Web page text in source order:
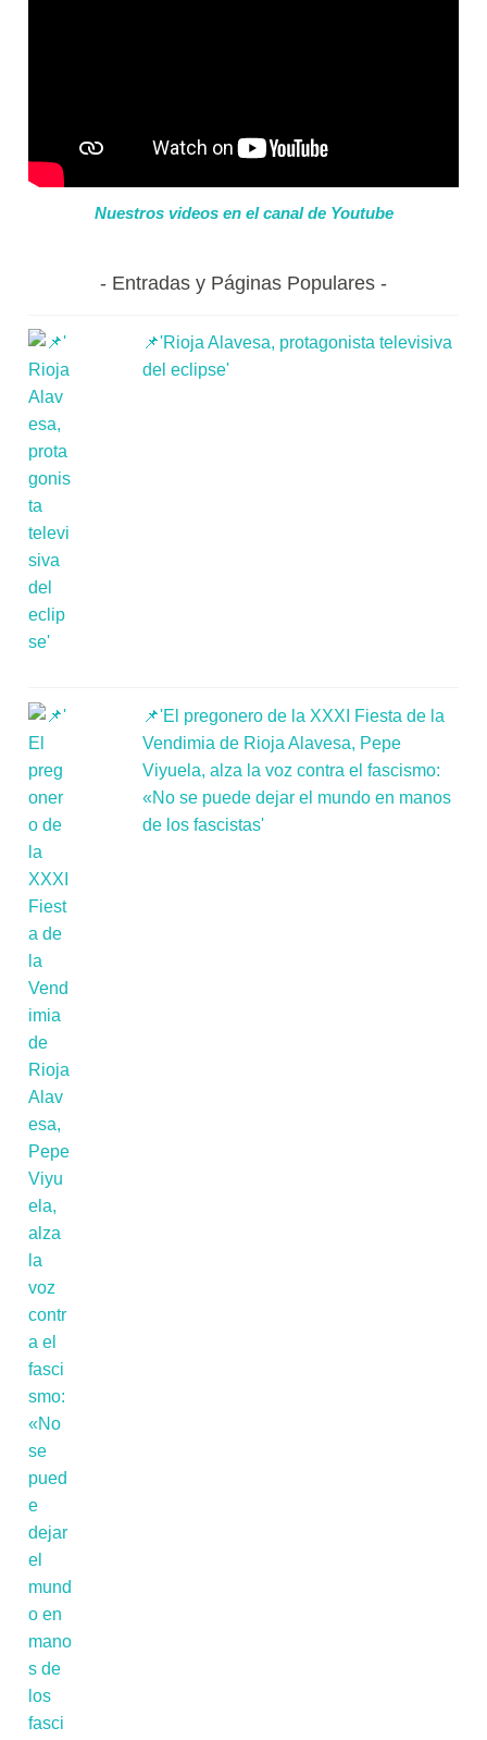
Nuestros videos en el canal de Youtube
Entradas y Páginas Populares
📌'Rioja Alavesa, protagonista televisiva
del eclipse'
📌'El pregonero de la XXXI Fiesta de la
Vendimia de Rioja Alavesa, Pepe
Viyuela, alza la voz contra el fascismo:
«No se puede dejar el mundo en manos
de los fascistas'